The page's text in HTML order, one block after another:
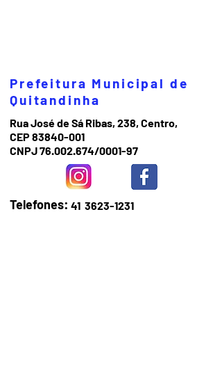
Prefeitura Municipal de
Quitandinha
Rua José de Sá Ribas, 238, Centro,
CEP 83840-001
CNPJ 76.002.674/0001-97
Telefones:41 3623-1231